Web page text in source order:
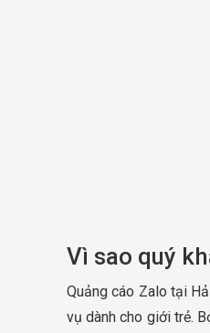
Vì sao quý
Quảng cáo Zalo tại
vụ dành cho giới trẻ.